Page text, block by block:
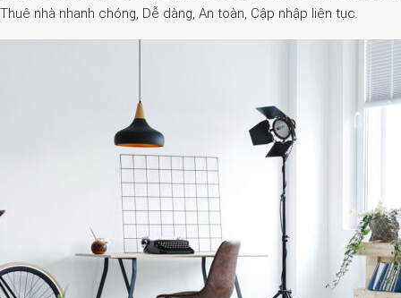
Thuê nhà nhanh chóng, Dễ dàng, An toàn, Cập nhập liên tục.